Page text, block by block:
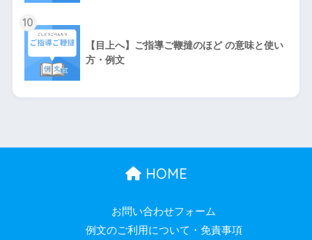
10
【目上へ】ご指導ご鞭撻のほど の意味と使い
方・例文
HOME
お問い合わせフォーム
例文のご利用について・免責事項